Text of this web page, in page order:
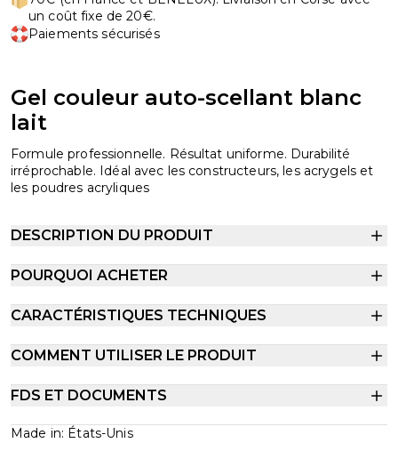
un coût fixe de 20€.
Paiements sécurisés
Gel couleur auto-scellant blanc
lait
Formule professionnelle. Résultat uniforme. Durabilité
irréprochable. Idéal avec les constructeurs, les acrygels et
les poudres acryliques
DESCRIPTION DU PRODUIT
POURQUOI ACHETER
CARACTÉRISTIQUES TECHNIQUES
COMMENT UTILISER LE PRODUIT
FDS ET DOCUMENTS
Made in: États-Unis